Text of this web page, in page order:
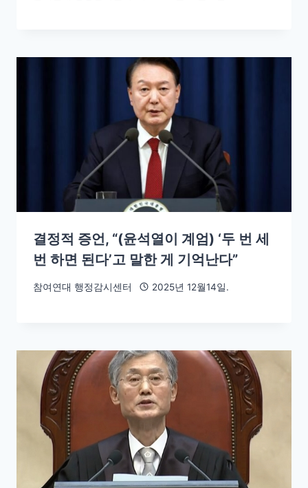
결정적 증언, “(윤석열이 계엄) ‘두 번 세
번 하면 된다’고 말한 게 기억난다”
참여연대 행정감시센터 2025년 12월14일.